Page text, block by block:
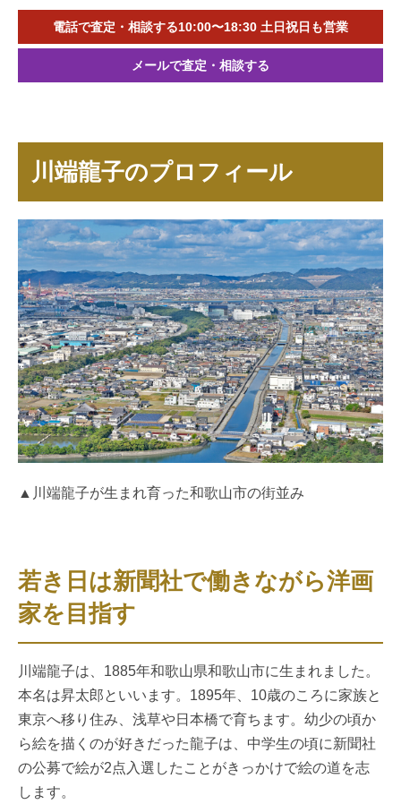
電話で査定・相談する10:00〜18:30 土日祝日も営業
メールで査定・相談する
川端龍子のプロフィール
▲川端龍子が生まれ育った和歌山市の街並み
若き日は新聞社で働きながら洋画
家を目指す
川端龍子は、1885年和歌山県和歌山市に生まれました。
本名は昇太郎といいます。1895年、10歳のころに家族と
東京へ移り住み、浅草や日本橋で育ちます。幼少の頃か
ら絵を描くのが好きだった龍子は、中学生の頃に新聞社
の公募で絵が2点入選したことがきっかけで絵の道を志
します。